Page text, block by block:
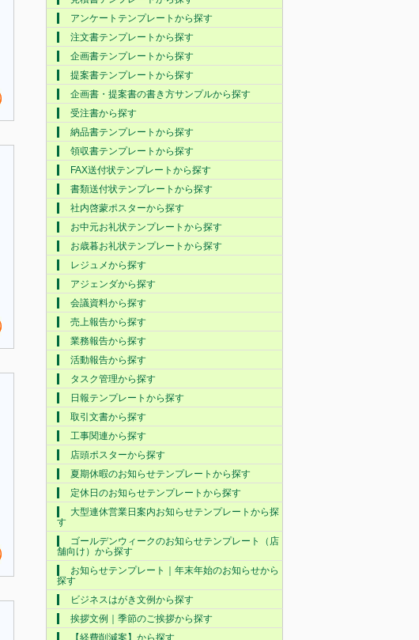
アンケートテンプレートから探す
注文書テンプレートから探す
企画書テンプレートから探す
提案書テンプレートから探す
企画書・提案書の書き方サンプルから探す
受注書から探す
納品書テンプレートから探す
領収書テンプレートから探す
FAX送付状テンプレートから探す
書類送付状テンプレートから探す
社内啓蒙ポスターから探す
お中元お礼状テンプレートから探す
お歳暮お礼状テンプレートから探す
レジュメから探す
アジェンダから探す
会議資料から探す
売上報告から探す
業務報告から探す
活動報告から探す
タスク管理から探す
日報テンプレートから探す
取引文書から探す
工事関連から探す
店頭ポスターから探す
夏期休暇のお知らせテンプレートから探す
定休日のお知らせテンプレートから探す
大型連休営業日案内お知らせテンプレートから探
す
ゴールデンウィークのお知らせテンプレート（店
舗向け）から探す
お知らせテンプレート｜年末年始のお知らせから
探す
ビジネスはがき文例から探す
挨拶文例｜季節のご挨拶から探す
【経費削減案】から探す